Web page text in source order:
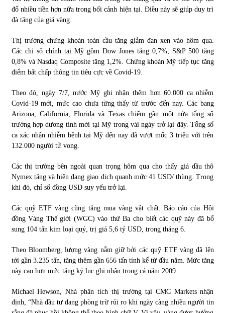
đổ nhiều tiền hơn nữa trong bối cảnh hiện tại. Điều này sẽ giúp duy trì
đà tăng của giá vàng.
Thị trường chứng khoán toàn cầu tăng giảm đan xen vào hôm qua.
Các chỉ số chính tại Mỹ gồm Dow Jones tăng 0,7%; S&P 500 tăng
0,8% và Nasdaq Composite tăng 1,2%. Chứng khoán Mỹ tiếp tục tăng
điểm bất chấp thông tin tiêu cực về Covid-19.
Theo đó, ngày 7/7, nước Mỹ ghi nhận thêm hơn 60.000 ca nhiễm
Covid-19 mới, mức cao chưa từng thấy từ trước đến nay. Các bang
Arizona, California, Florida và Texas chiếm gần một nửa tổng số
trường hợp dương tính mới tại Mỹ trong vài ngày trở lại đây. Tổng số
ca xác nhận nhiễm bệnh tại Mỹ đến nay đã vượt mốc 3 triệu với trên
132.000 người tử vong.
Các thị trường bên ngoài quan trọng hôm qua cho thấy giá dầu thô
Nymex tăng và hiện đang giao dịch quanh mức 41 USD/ thùng. Trong
khi đó, chỉ số đồng USD suy yếu trở lại.
Các quỹ ETF vàng cũng tăng mua vàng vật chất. Báo cáo của Hội
đồng Vàng Thế giới (WGC) vào thứ Ba cho biết các quỹ này đã bổ
sung 104 tấn kim loại quý, trị giá 5,6 tỷ USD, trong tháng 6.
Theo Bloomberg, lượng vàng nắm giữ bởi các quỹ ETF vàng đã lên
tới gần 3.235 tấn, tăng thêm gần 656 tấn tính kể từ đầu năm. Mức tăng
này cao hơn mức tăng kỷ lục ghi nhận trong cả năm 2009.
Michael Hewson, Nhà phân tích thị trường tại CMC Markets nhận
định, “Nhà đầu tư đang phòng trừ rủi ro khi ngày càng nhiều người tin